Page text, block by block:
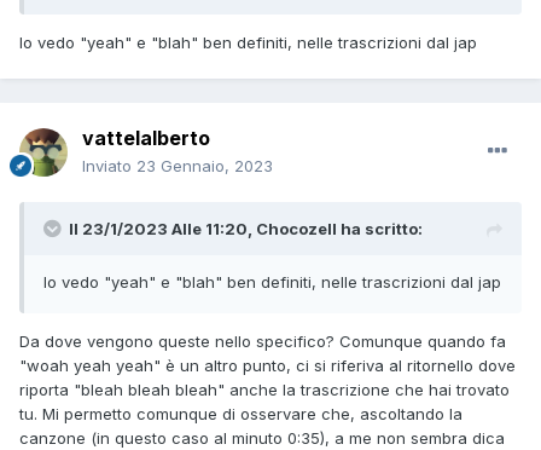
Io vedo "yeah" e "blah" ben definiti, nelle trascrizioni dal jap
vattelalberto
Inviato 23 Gennaio, 2023
Il 23/1/2023 Alle 11:20, Chocozell ha scritto:
Io vedo "yeah" e "blah" ben definiti, nelle trascrizioni dal jap
Da dove vengono queste nello specifico? Comunque quando fa
"woah yeah yeah" è un altro punto, ci si riferiva al ritornello dove
riporta "bleah bleah bleah" anche la trascrizione che hai trovato
tu. Mi permetto comunque di osservare che, ascoltando la
canzone (in questo caso al minuto 0:35), a me non sembra dica